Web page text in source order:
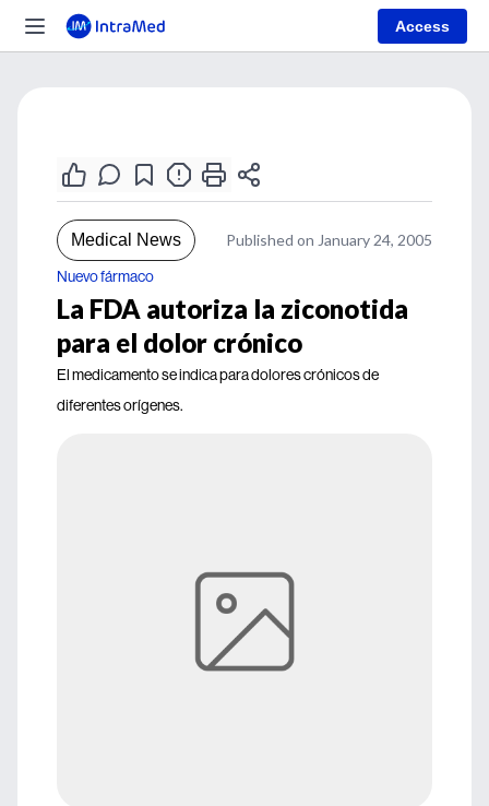
Access
Medical News Published on January 24, 2005
Nuevo fármaco
La FDA autoriza la ziconotida
para el dolor crónico
El medicamento se indica para dolores crónicos de
diferentes orígenes.